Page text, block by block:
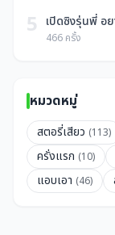
5 เปิดซิงรุ่นพี่ อ
466 ครั้ง
หมวดหมู่
สตอรี่เสียว (113)
ครั่งแรก (10)
แอบเอา (46)